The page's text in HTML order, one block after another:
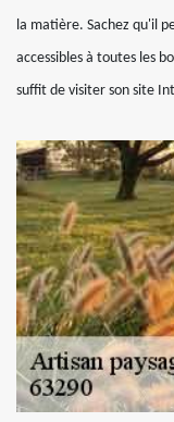
la matière. Sachez qu'il
accessibles à toutes les
suffit de visiter son site